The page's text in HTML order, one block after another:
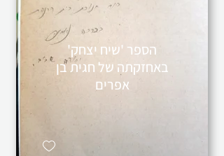
הספר 'שיח יצחק'
באחזקתה של חגית בן
אפרים